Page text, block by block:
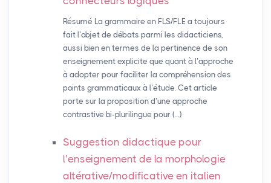
Résumé La grammaire en FLS/FLE a toujours
fait l’objet de débats parmi les didacticiens,
aussi bien en termes de la pertinence de son
enseignement explicite que quant à l’approche
à adopter pour faciliter la compréhension des
points grammaticaux à l’étude. Cet article
porte sur la proposition d’une approche
contrastive bi-plurilingue pour (…)
Suggestion didactique pour
l’enseignement de la morphologie
altérative/modificative en italien